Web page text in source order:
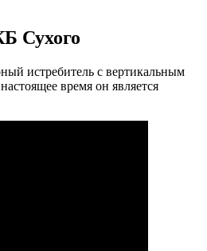
Сухого
истребитель с вертикальным
время он является